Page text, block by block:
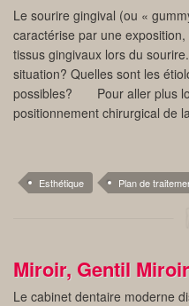
Le sourire gingival (ou «
caractérise par une
tissus gingivaux lors du
situation? Quelles sont les
possibles? Pour aller plus
positionnement chirurgical de
Esthétique Plan de
Miroir, Gentil
Le cabinet dentaire moderne